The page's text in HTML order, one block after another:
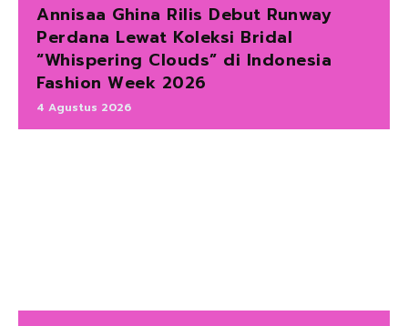
Annisaa Ghina Rilis Debut Runway
Perdana Lewat Koleksi Bridal
“Whispering Clouds” di Indonesia
Fashion Week 2026
4 Agustus 2026